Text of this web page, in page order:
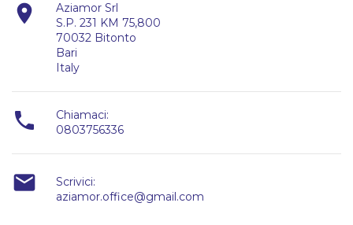

Aziamor Srl
S.P. 231 KM 75,800
70032 Bitonto
Bari
Italy

Chiamaci:
0803756336

Scrivici:
aziamor.office@gmail.com